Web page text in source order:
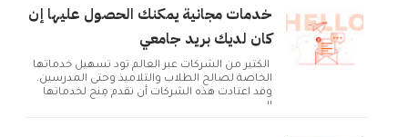
خدمات مجانية يمكنك الحصول عليها إن
كان لديك بريد جامعي
الكثير من الشركات عبر العالم تود تسهيل خدماتها
الخاصة لصالح الطلاب والتلاميذ وحتى المدرسين.
وقد اعتادت هذه الشركات أن تقدم مِنح لخدماتها
ال...